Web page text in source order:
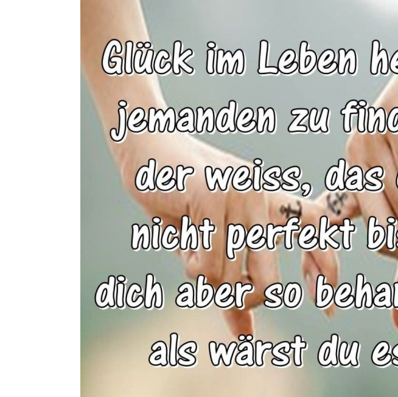
Osram LEDriving HL EASY GEN
Anzeige
Die Mausefalle: German Edition...
Anzeige